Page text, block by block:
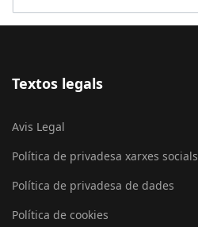
Textos legals
Avis Legal
Política de privadesa xarxes socials
Política de privadesa de dades
Política de cookies